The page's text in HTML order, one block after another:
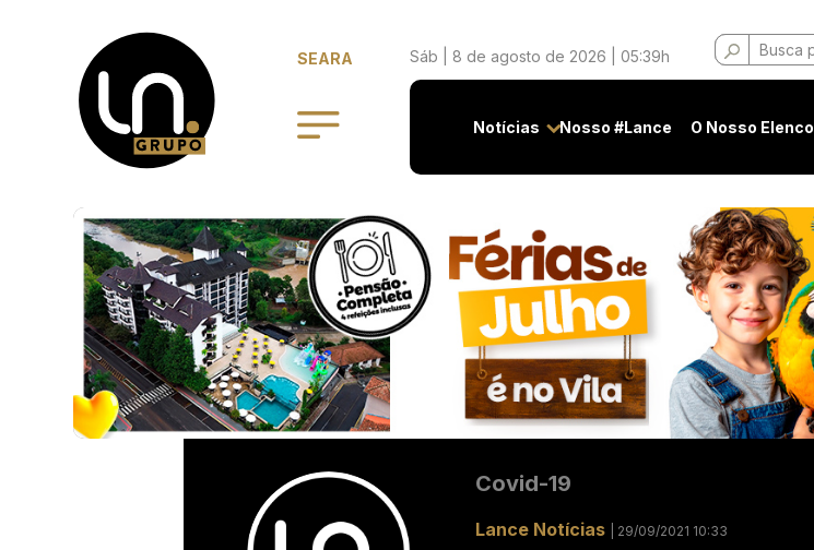
SEARA Sáb | 8 de agosto de 2026 | 05:39h
Buscar
por:
Notícias Nosso #Lance O Nosso Elenco
Covid-19
Lance Notícias | 29/09/2021 10:33